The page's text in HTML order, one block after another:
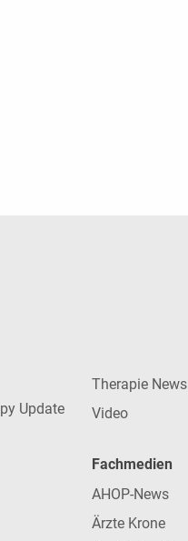
Update
Therapie News
Video
Fachmedien
AHOP-News
Ärzte Krone